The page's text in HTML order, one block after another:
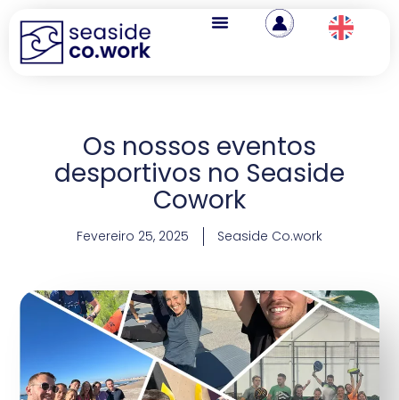
Os nossos eventos
desportivos no Seaside
Cowork
Fevereiro 25, 2025 Seaside Co.work